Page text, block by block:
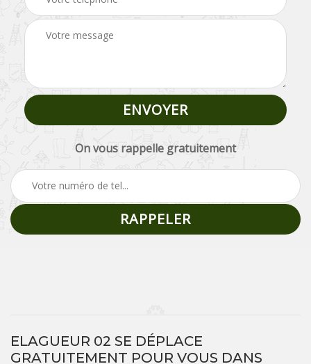
On vous rappelle gratuitement
ELAGUEUR 02 SE DÉPLACE
GRATUITEMENT POUR VOUS DANS